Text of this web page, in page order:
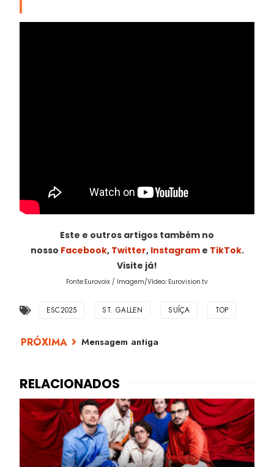
Este e outros artigos também no
nosso Facebook, Twitter, Instagrame TikTok.
Visite já!
Fonte:Eurovoix / Imagem/Vídeo: Eurovision.tv
ESC2025 ST. GALLEN SUÍÇA TOP
Mensagem antiga